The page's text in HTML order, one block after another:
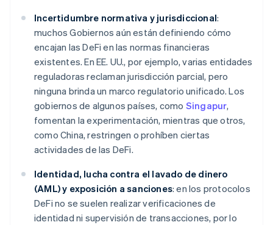
Incertidumbre normativa y jurisdiccional:
muchos Gobiernos aún están definiendo cómo
encajan las DeFi en las normas financieras
existentes. En EE. UU., por ejemplo, varias entidades
reguladoras reclaman jurisdicción parcial, pero
ninguna brinda un marco regulatorio unificado. Los
gobiernos de algunos países, como Singapur,
fomentan la experimentación, mientras que otros,
como China, restringen o prohíben ciertas
actividades de las DeFi.
Identidad, lucha contra el lavado de dinero
(AML) y exposición a sanciones: en los protocolos
DeFi no se suelen realizar verificaciones de
identidad ni supervisión de transacciones, por lo